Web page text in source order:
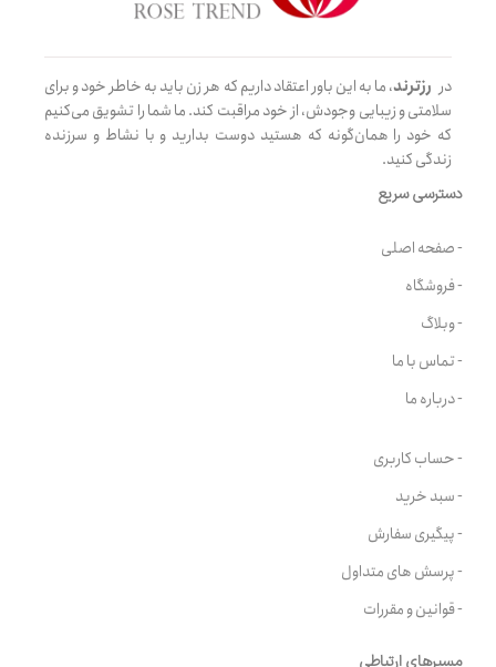
در رزترند، ما به این باور اعتقاد داریم که هر زن باید به خاطر خود و برای
سلامتی و زیبایی وجودش، از خود مراقبت کند. ما شما را تشویق می‌کنیم
که خود را همان‌گونه که هستید دوست بدارید و با نشاط و سرزنده
زندگی کنید.
دسترسی سریع
- صفحه اصلی
- فروشگاه
- وبلاگ
- تماس با ما
- درباره ما
- حساب کاربری
- سبد خرید
- پیگیری سفارش
- پرسش های متداول
- قوانین و مقررات